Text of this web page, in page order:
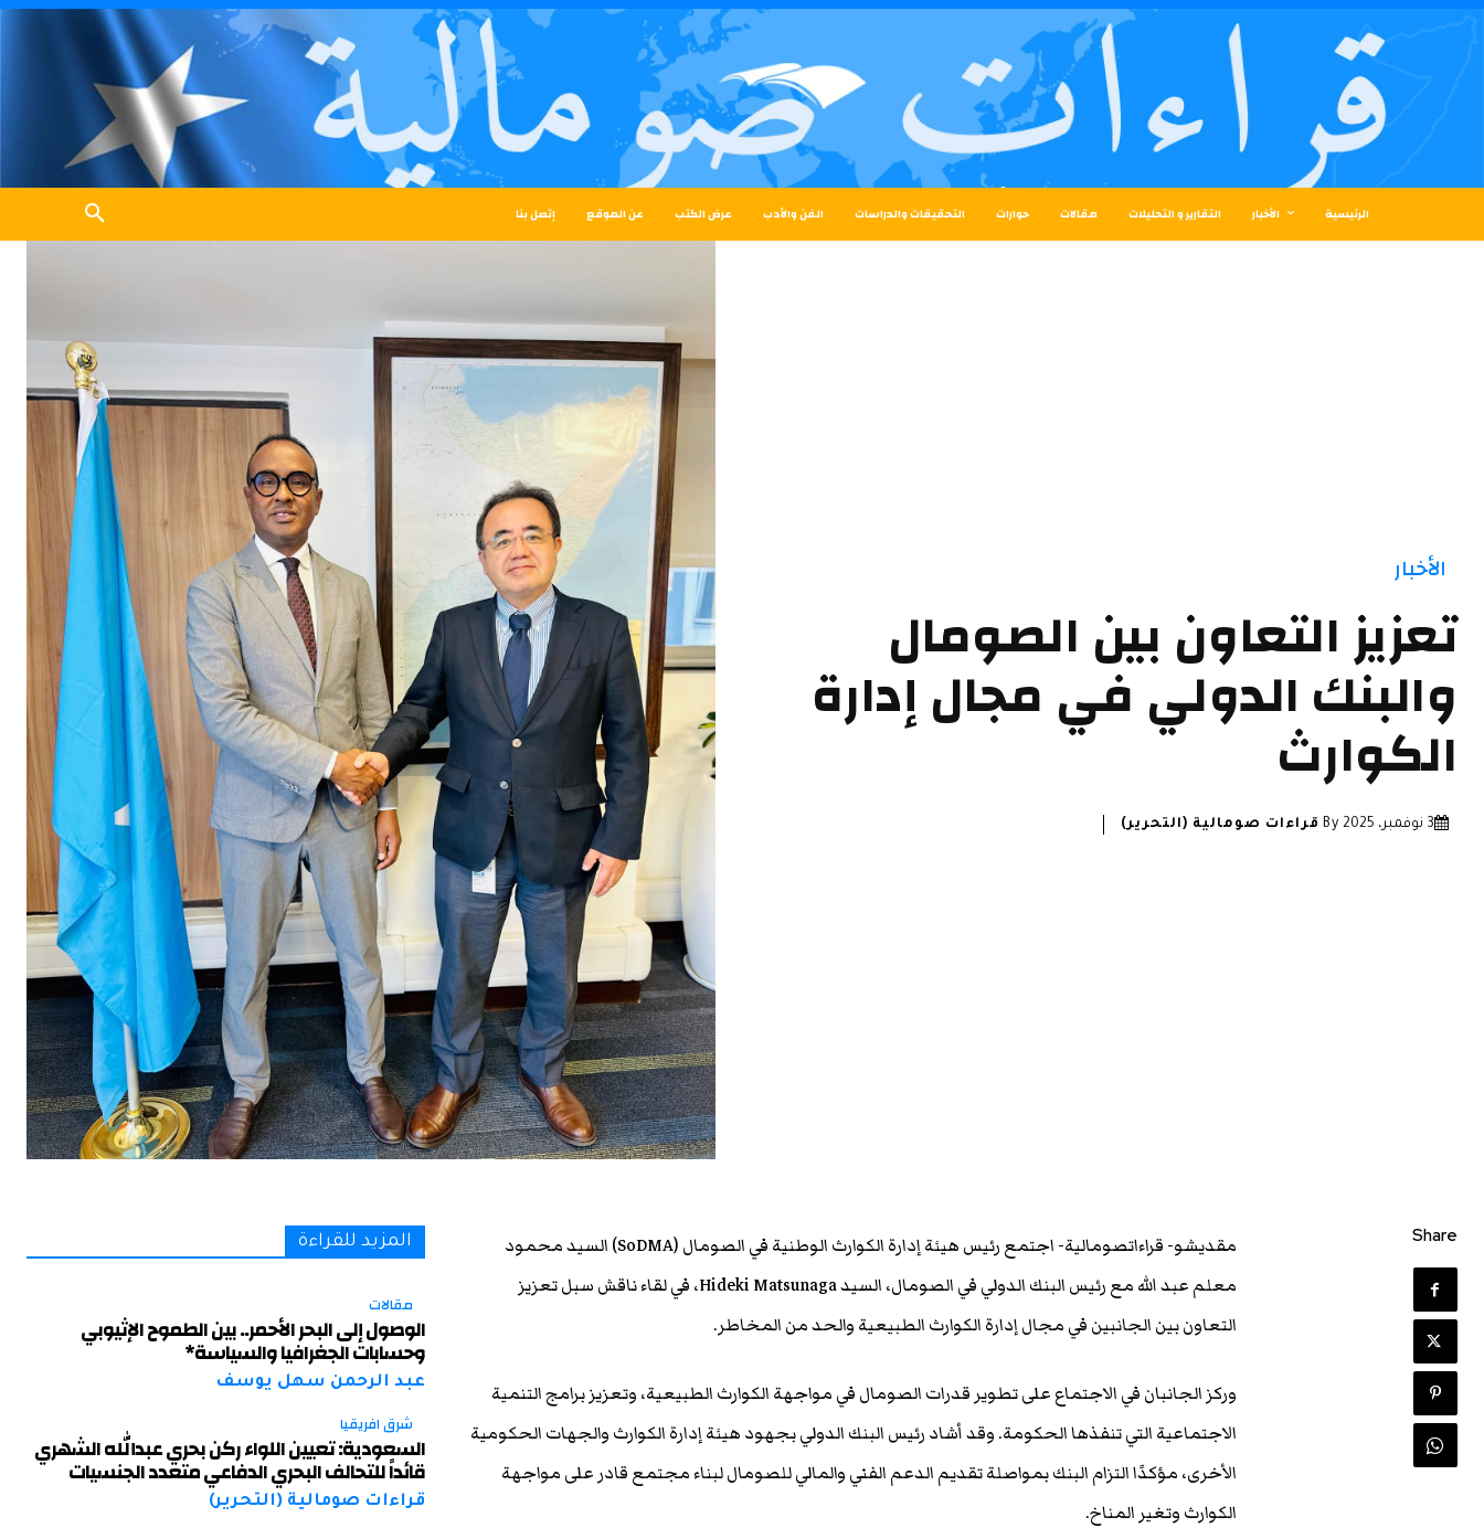
الرئيسية الأخبار التقارير و التحليلات مقالات حوارات التحقيقات والدراسات الفن والأدب عرض الكتب عن الموقع إتصل بنا
الأخبار
تعزيز التعاون بين الصومال
والبنك الدولي في مجال إدارة
الكوارث
3 نوفمبر، 2025 By قراءات صومالية (التحرير)
المزيد للقراءة
مقالات
الوصول إلى البحر الأحمر.. بين الطموح الإثيوبي
وحسابات الجغرافيا والسياسة*
عبد الرحمن سهل يوسف
شرق افريقيا
السعودية: تعيين اللواء ركن بحري عبدالله الشهري
قائداً للتحالف البحري الدفاعي متعدد الجنسيات
قراءات صومالية (التحرير)
مقديشو- قراءاتصومالية- اجتمع رئيس هيئة إدارة الكوارث الوطنية في الصومال (SoDMA) السيد محمود
معلم عبد الله مع رئيس البنك الدولي في الصومال، السيد Hideki Matsunaga، في لقاء ناقش سبل تعزيز
التعاون بين الجانبين في مجال إدارة الكوارث الطبيعية والحد من المخاطر.
وركز الجانبان في الاجتماع على تطوير قدرات الصومال في مواجهة الكوارث الطبيعية، وتعزيز برامج التنمية
الاجتماعية التي تنفذها الحكومة. وقد أشاد رئيس البنك الدولي بجهود هيئة إدارة الكوارث والجهات الحكومية
الأخرى، مؤكدًا التزام البنك بمواصلة تقديم الدعم الفني والمالي للصومال لبناء مجتمع قادر على مواجهة
الكوارث وتغير المناخ.
Share